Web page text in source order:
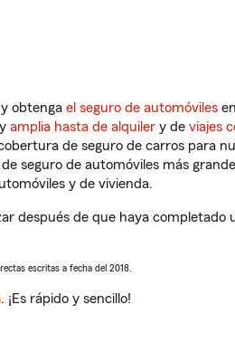
obtenga el seguro de automóviles
y amplia hasta de alquiler y de viajes
de seguro de carros para
seguro de automóviles más
y de vivienda.
después de que haya completado
escritas a fecha del 2018.
. ¡Es rápido y sencillo!